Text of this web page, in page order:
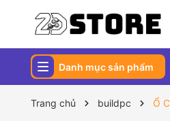
Danh mục sản phẩm
Trang chủ buildpc Ổ